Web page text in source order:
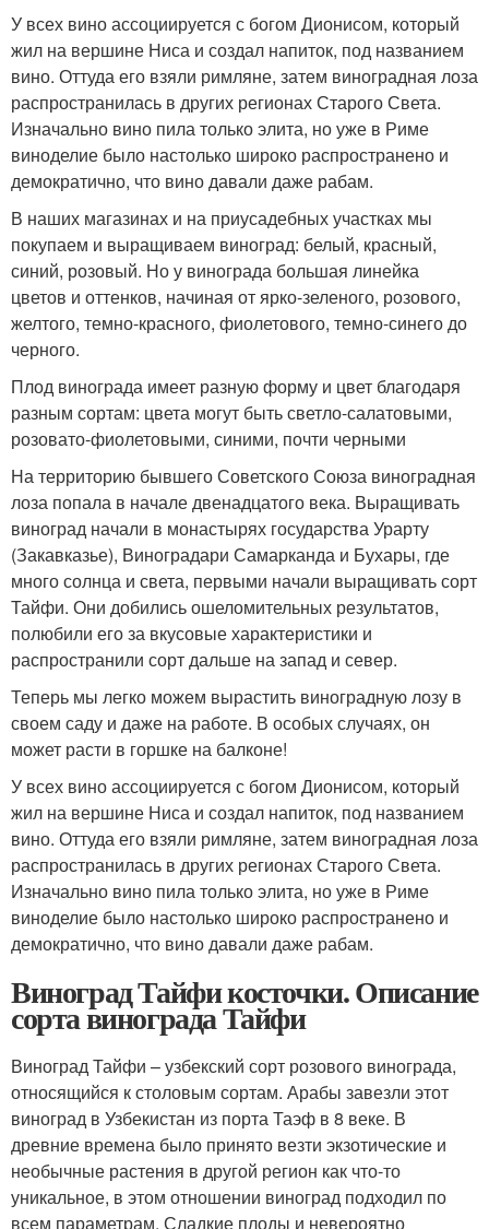
У всех вино ассоциируется с богом Дионисом, который
жил на вершине Ниса и создал напиток, под названием
вино. Оттуда его взяли римляне, затем виноградная лоза
распространилась в других регионах Старого Света.
Изначально вино пила только элита, но уже в Риме
виноделие было настолько широко распространено и
демократично, что вино давали даже рабам.
В наших магазинах и на приусадебных участках мы
покупаем и выращиваем виноград: белый, красный,
синий, розовый. Но у винограда большая линейка
цветов и оттенков, начиная от ярко-зеленого, розового,
желтого, темно-красного, фиолетового, темно-синего до
черного.
Плод винограда имеет разную форму и цвет благодаря
разным сортам: цвета могут быть светло-салатовыми,
розовато-фиолетовыми, синими, почти черными
На территорию бывшего Советского Союза виноградная
лоза попала в начале двенадцатого века. Выращивать
виноград начали в монастырях государства Урарту
(Закавказье), Виноградари Самарканда и Бухары, где
много солнца и света, первыми начали выращивать сорт
Тайфи. Они добились ошеломительных результатов,
полюбили его за вкусовые характеристики и
распространили сорт дальше на запад и север.
Теперь мы легко можем вырастить виноградную лозу в
своем саду и даже на работе. В особых случаях, он
может расти в горшке на балконе!
У всех вино ассоциируется с богом Дионисом, который
жил на вершине Ниса и создал напиток, под названием
вино. Оттуда его взяли римляне, затем виноградная лоза
распространилась в других регионах Старого Света.
Изначально вино пила только элита, но уже в Риме
виноделие было настолько широко распространено и
демократично, что вино давали даже рабам.
Виноград Тайфи косточки. Описание
сорта винограда Тайфи
Виноград Тайфи – узбекский сорт розового винограда,
относящийся к столовым сортам. Арабы завезли этот
виноград в Узбекистан из порта Таэф в 8 веке. В
древние времена было принято везти экзотические и
необычные растения в другой регион как что-то
уникальное, в этом отношении виноград подходил по
всем параметрам. Сладкие плоды и невероятно